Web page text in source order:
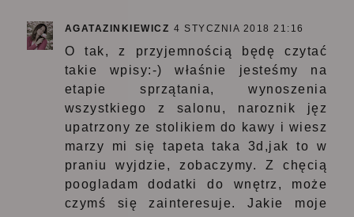
AGATAZINKIEWICZ 4 STYCZNIA 2018 21:16
O tak, z przyjemnością będę czytać
takie wpisy:-) właśnie jesteśmy na
etapie sprzątania, wynoszenia
wszystkiego z salonu, naroznik jęz
upatrzony ze stolikiem do kawy i wiesz
marzy mi się tapeta taka 3d,jak to w
praniu wyjdzie, zobaczymy. Z chęcią
poogladam dodatki do wnętrz, może
czymś się zainteresuje. Jakie moje